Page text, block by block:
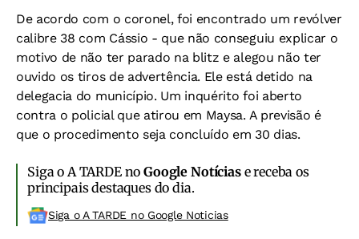
De acordo com o coronel, foi encontrado um revólver
calibre 38 com Cássio - que não conseguiu explicar o
motivo de não ter parado na blitz e alegou não ter
ouvido os tiros de advertência. Ele está detido na
delegacia do município. Um inquérito foi aberto
contra o policial que atirou em Maysa. A previsão é
que o procedimento seja concluído em 30 dias.
Siga o A TARDE noGoogle Notíciase receba os
principais destaques do dia.
Siga o A TARDE no Google Noticias